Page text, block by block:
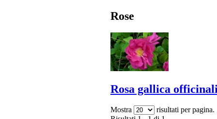
Rose
Rosa gallica
Mostra
risultati per pagina.